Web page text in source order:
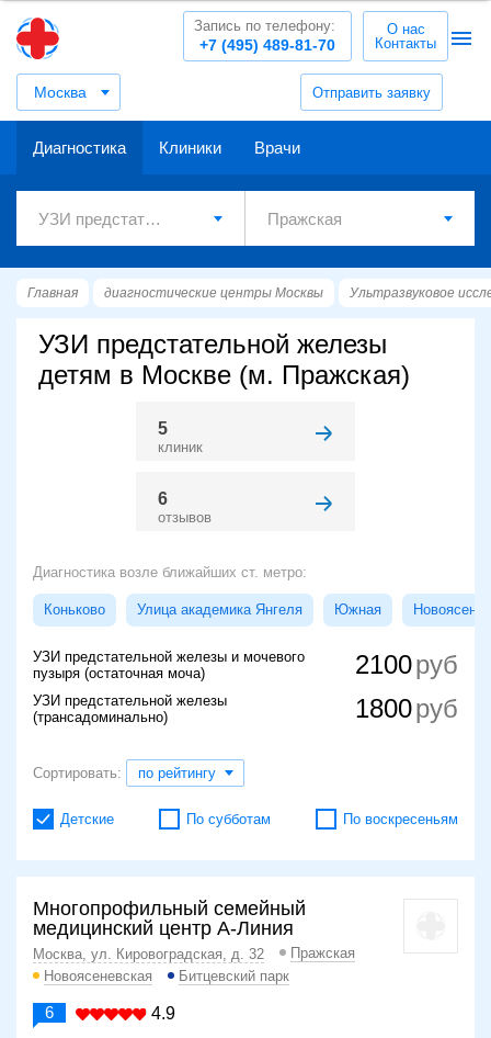
Москва Отправить заявку
+7 (495) 489-81-70
Запись по телефону:
О нас
Контакты
Диагностика Клиники Врачи
Главная диагностические центры Москвы Ультразвуковое
УЗИ предстательной железы
детям в Москве (м. Пражская)
5
клиник
6
отзывов
Диагностика возле ближайших ст. метро:
Коньково Улица академика Янгеля Южная
УЗИ предстательной железы и мочевого
пузыря (остаточная моча)
2100
УЗИ предстательной железы
(трансадоминально)
1800
Сортировать: по рейтингу
Детские По субботам По воскресеньям
Многопрофильный семейный
медицинский центр А-Линия
Москва, ул. Кировоградская, д. 32
Пражская
Новоясеневская
Битцевский парк
6 4.9